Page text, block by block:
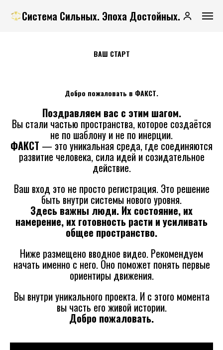
Система Сильных. Эпоха Достойных.
ВАШ СТАРТ
Добро пожаловать в ФАКСТ.
Поздравляем вас с этим шагом.
Вы стали частью пространства, которое создаётся
не по шаблону и не по инерции.
ФАКСТ — это уникальная среда, где соединяются
развитие человека, сила идей и созидательное
действие.
Ваш вход это не просто регистрация. Это решение
быть внутри системы нового уровня.
Здесь важны люди. Их состояние, их
намерение, их готовность расти и усиливать
общее пространство.
Ниже размещено вводное видео. Рекомендуем
начать именно с него. Оно поможет понять первые
ориентиры движения.
Вы внутри уникального проекта. И с этого момента
вы часть его живой истории.
Добро пожаловать.